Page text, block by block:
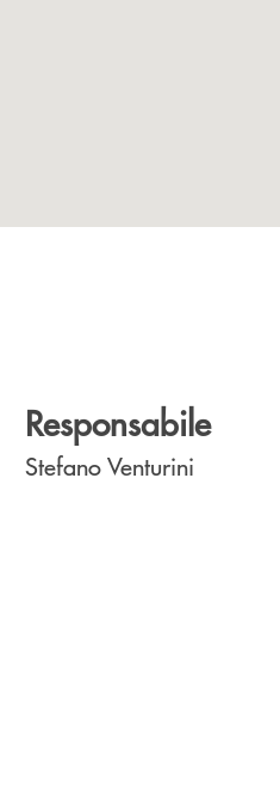
Responsabile
Stefano Venturini